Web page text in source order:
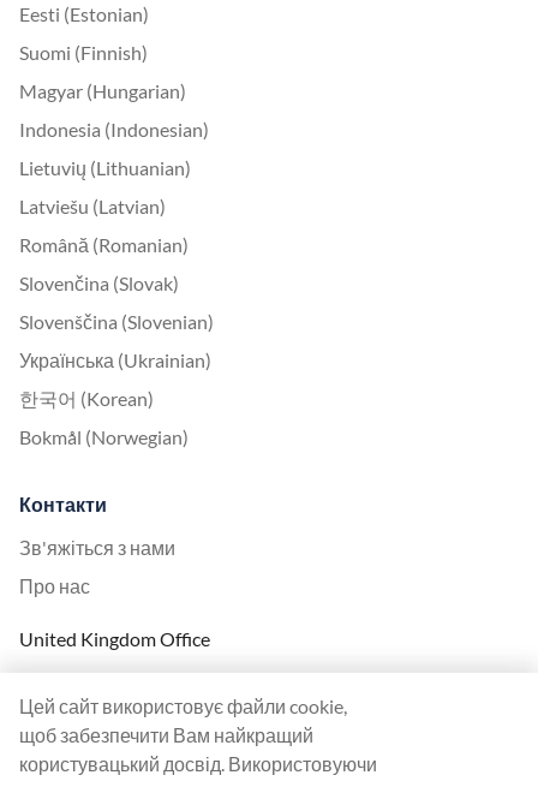
Eesti (Estonian)
Suomi (Finnish)
Magyar (Hungarian)
Indonesia (Indonesian)
Lietuvių (Lithuanian)
Latviešu (Latvian)
Română (Romanian)
Slovenčina (Slovak)
Slovenščina (Slovenian)
Українська (Ukrainian)
한국어 (Korean)
Bokmål (Norwegian)
Контакти
Зв'яжіться з нами
Про нас
United Kingdom Office
144A Clerkenwell Rd
London, EC1R 5DF
Company No: 08820809
Цей сайт використовує файли cookie,
щоб забезпечити Вам найкращий
користувацький досвід. Використовуючи